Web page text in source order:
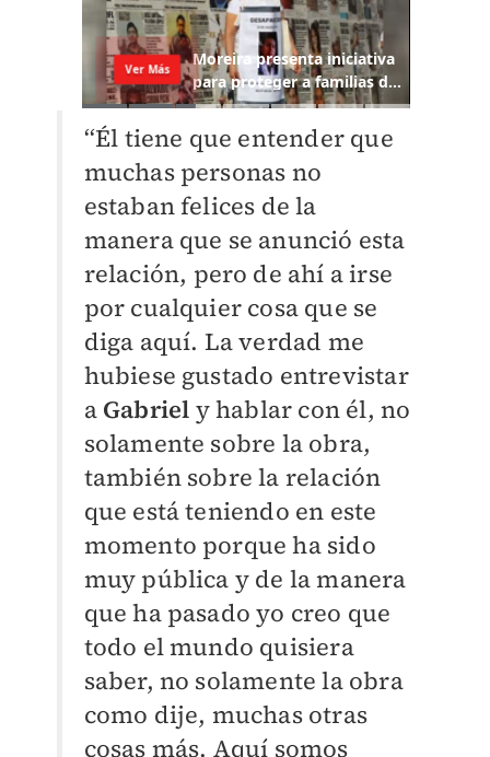
‘‘Él tiene que entender que
muchas personas no
estaban felices de la
manera que se anunció esta
relación, pero de ahí a irse
por cualquier cosa que se
diga aquí. La verdad me
hubiese gustado entrevistar
a Gabriel y hablar con él, no
solamente sobre la obra,
también sobre la relación
que está teniendo en este
momento porque ha sido
muy pública y de la manera
que ha pasado yo creo que
todo el mundo quisiera
saber, no solamente la obra
como dije, muchas otras
cosas más. Aquí somos